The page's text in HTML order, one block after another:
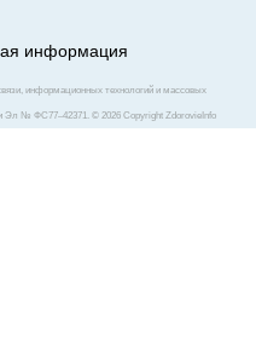
информация
информационных технологий и массовых
Эл № ФС77–42371. © 2026 Copyright ZdorovieInfo